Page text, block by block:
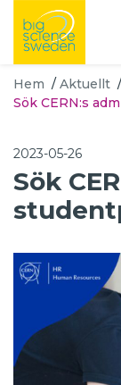
Hem / Aktuellt /
Sök CERN:s
2023-05-26
Sök